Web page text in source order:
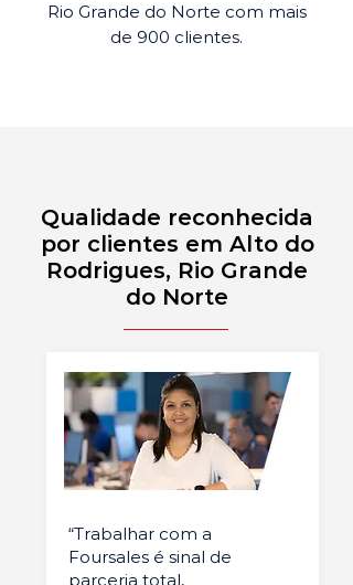
Rio Grande do Norte com mais
de 900 clientes.
Qualidade reconhecida
por clientes em Alto do
Rodrigues, Rio Grande
do Norte
“Trabalhar com a
Foursales é sinal de
parceria total,